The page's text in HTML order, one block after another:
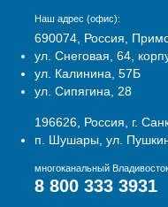
Наш адрес (офис):
690074, Россия,
ул. Снеговая, 64,
ул. Калинина, 57Б
ул. Сипягина, 28
196626, Россия, г.
п. Шушары, ул.
многоканальный
8 800 333 3931